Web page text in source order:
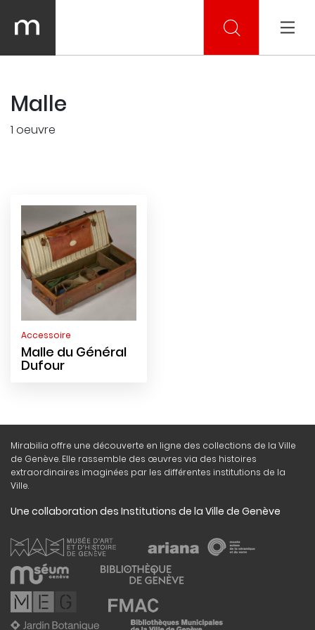
Malle
1 oeuvre
Accessoire
Malle du Général
Dufour
Mirabilia offre une découverte en ligne des collections de la Ville
de Genève. Elle rassemble des œuvres via des histoires
extraordinaires imaginées par les différentes institutions de la
Ville.
Une collaboration des Institutions de la Ville de Genève